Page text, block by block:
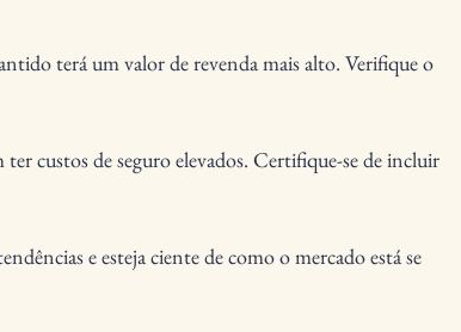
terá um valor de revenda mais alto. Verifique o
custos de seguro elevados. Certifique-se de incluir
e esteja ciente de como o mercado está se